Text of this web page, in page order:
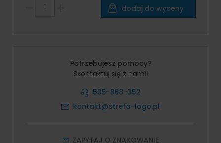
dodaj do wyceny
Potrzebujesz pomocy?
Skontaktuj się z nami!
505-868-352
kontakt@strefa-logo.pl
ZAPYTAJ O ZNAKOWANIE